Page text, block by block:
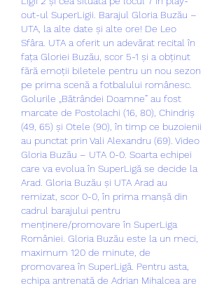
out-ul SuperLigii. Barajul Gloria Buzău –
UTA, la alte date și alte ore! De Leo
Sfâra. UTA a oferit un adevărat recital în
fața Gloriei Buzău, scor 5-1 și a obținut
fără emoții biletele pentru un nou sezon
pe prima scenă a fotbalului românesc.
Golurile „Bătrândei Doamne” au fost
marcate de Postolachi (16, 80), Chindriș
(49, 65) și Otele (90), în timp ce buzoienii
au punctat prin Vali Alexandru (69). Video
Gloria Buzău – UTA 0-0. Soarta echipei
care va evolua în SuperLigă se decide la
Arad. Gloria Buzău și UTA Arad au
remizat, scor 0-0, în prima manșă din
cadrul barajului pentru
menținere/promovare în SuperLiga
României. Gloria Buzău este la un meci,
maximum 120 de minute, de
promovarea în SuperLigă. Pentru asta,
echipa antrenată de Adrian Mihalcea are